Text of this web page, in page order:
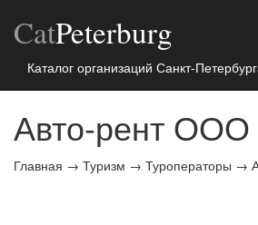
CatPeterburg
Каталог организаций Санкт-
Авто-рент ООО
Главная → Туризм → Туроператоры →